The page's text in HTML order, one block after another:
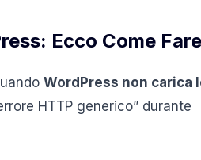
Ecco Come Fare
WordPress non carica
HTTP generico” durante